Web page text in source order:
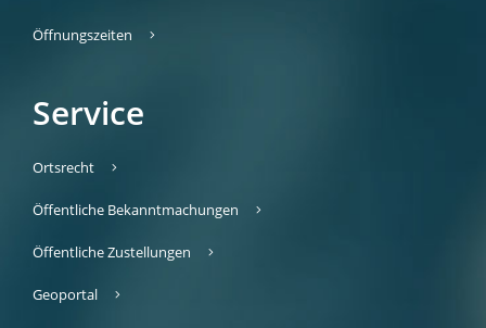
Öffnungszeiten
Service
Ortsrecht
Öffentliche Bekanntmachungen
Öffentliche Zustellungen
Geoportal